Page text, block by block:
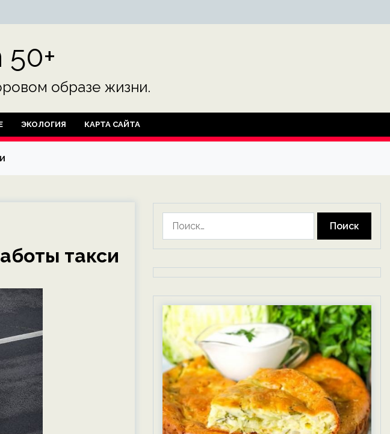
образе жизни.
ЭКОЛОГИЯ КАРТА САЙТА
такси